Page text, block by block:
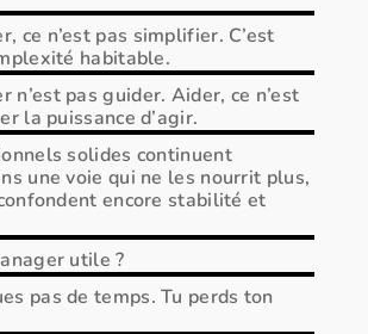
ce n’est pas simplifier. C’est
habitable.
n’est pas guider. Aider, ce n’est
la puissance d’agir.
solides continuent
une voie qui ne les nourrit plus,
encore stabilité et
utile ?
pas de temps. Tu perds ton